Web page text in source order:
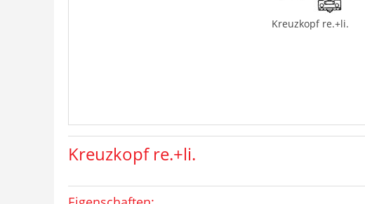
Kreuzkopf re.+li.
Kreuzkopf re.+li.